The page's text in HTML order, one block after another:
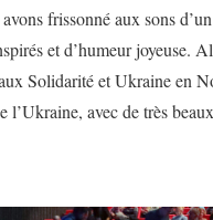
frissonné aux sons
et d’humeur joyeuse.
Solidarité et Ukraine en
l’Ukraine, avec de très